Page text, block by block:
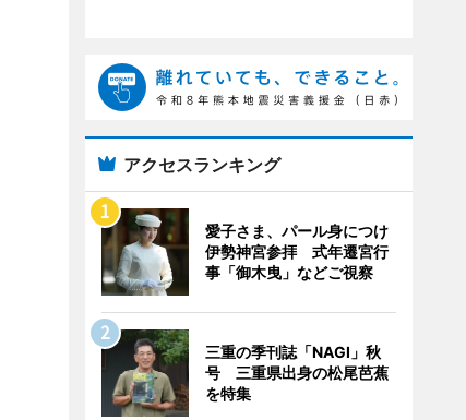
アクセスランキング
愛子さま、パール身につけ
伊勢神宮参拝 式年遷宮行
事「御木曳」などご視察
三重の季刊誌「NAGI」秋
号 三重県出身の松尾芭蕉
を特集